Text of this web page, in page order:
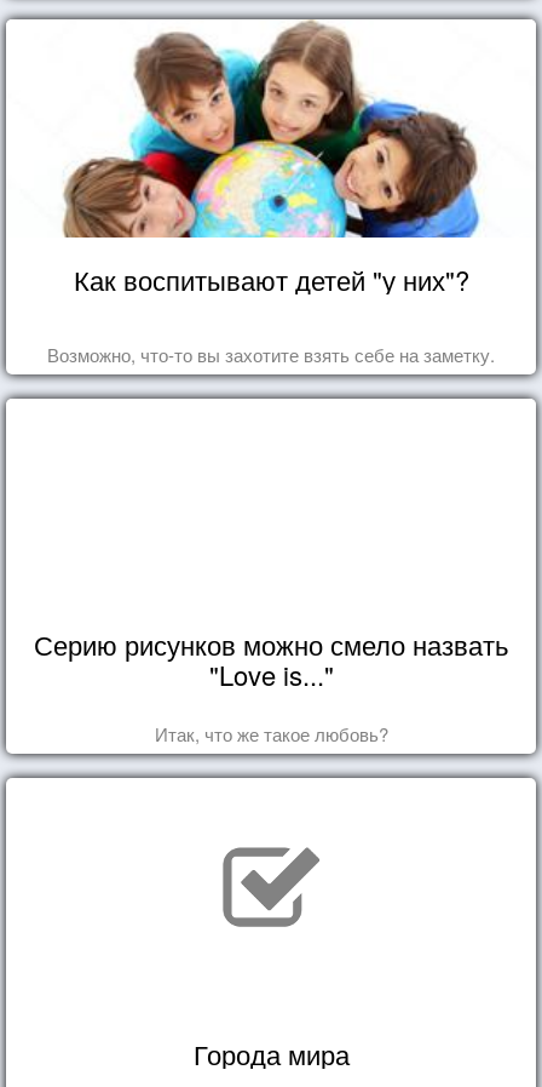
Как воспитывают детей "у них"?
Возможно, что-то вы захотите взять себе на заметку.
Серию рисунков можно смело назвать
"Love is..."
Итак, что же такое любовь?
Города мира